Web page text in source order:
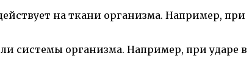
на ткани организма. Например, при
системы организма. Например, при ударе в